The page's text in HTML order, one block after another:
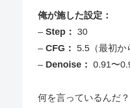
俺が施した設定：
– Step：
30
– CFG：
5.5（最初か
– Denoise： 0.91〜
何を言っているんだ？